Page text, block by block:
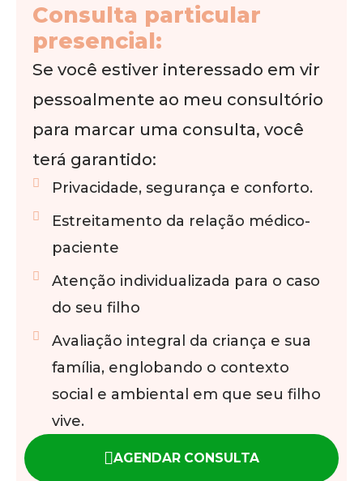
Consulta particular
presencial:
Se você estiver interessado em vir
pessoalmente ao meu consultório
para marcar uma consulta, você
terá garantido:
Privacidade, segurança e conforto.
Estreitamento da relação médico-
paciente
Atenção individualizada para o caso
do seu filho
Avaliação integral da criança e sua
família, englobando o contexto
social e ambiental em que seu filho
vive.
AGENDAR CONSULTA